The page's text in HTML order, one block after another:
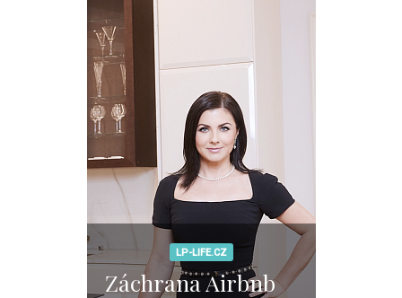
LP-LIFE.CZ
Záchrana Airbnb